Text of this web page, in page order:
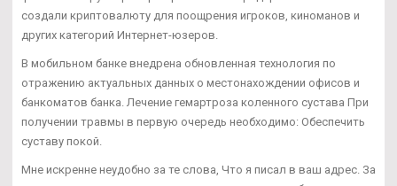
создали криптовалюту для поощрения игроков, киноманов и
других категорий Интернет-юзеров.
В мобильном банке внедрена обновленная технология по
отражению актуальных данных о местонахождении офисов и
банкоматов банка. Лечение гемартроза коленного сустава При
получении травмы в первую очередь необходимо: Обеспечить
суставу покой.
Мне искренне неудобно за те слова, Что я писал в ваш адрес. За